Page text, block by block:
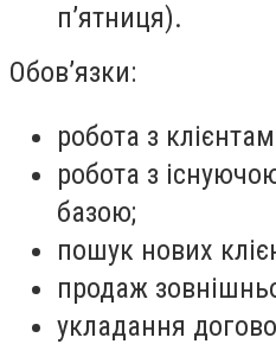
п’ятниця).
Обов’язки:
робота з
робота з
базою;
пошук нових
продаж
укладання